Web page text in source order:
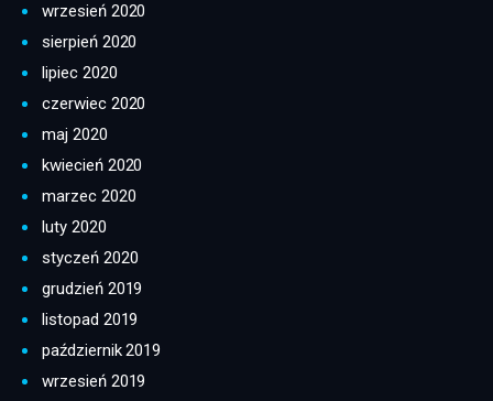
wrzesień 2020
sierpień 2020
lipiec 2020
czerwiec 2020
maj 2020
kwiecień 2020
marzec 2020
luty 2020
styczeń 2020
grudzień 2019
listopad 2019
październik 2019
wrzesień 2019